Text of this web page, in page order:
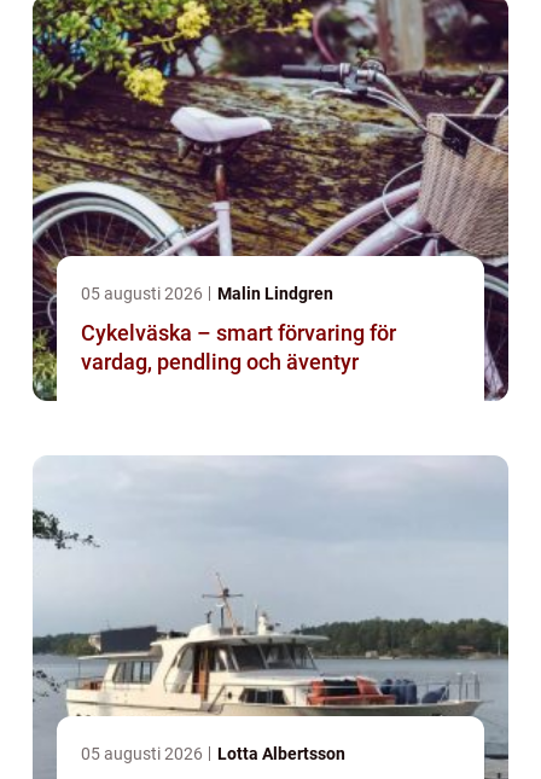
05 augusti 2026 Malin Lindgren
Cykelväska – smart förvaring för
vardag, pendling och äventyr
05 augusti 2026 Lotta Albertsson